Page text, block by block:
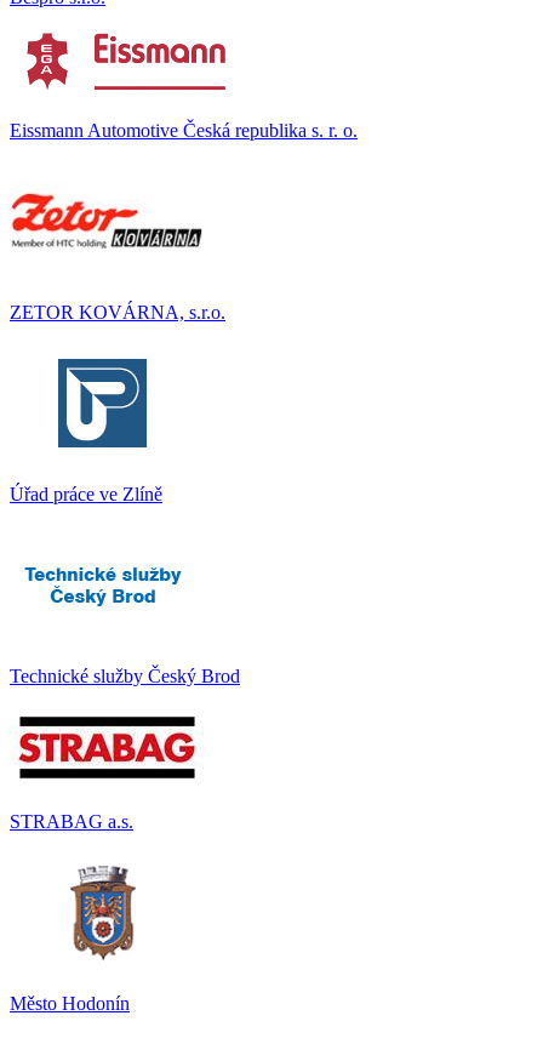
Eissmann Automotive Česká republika s. r. o.
ZETOR KOVÁRNA, s.r.o.
Úřad práce ve Zlíně
Technické služby Český Brod
STRABAG a.s.
Město Hodonín